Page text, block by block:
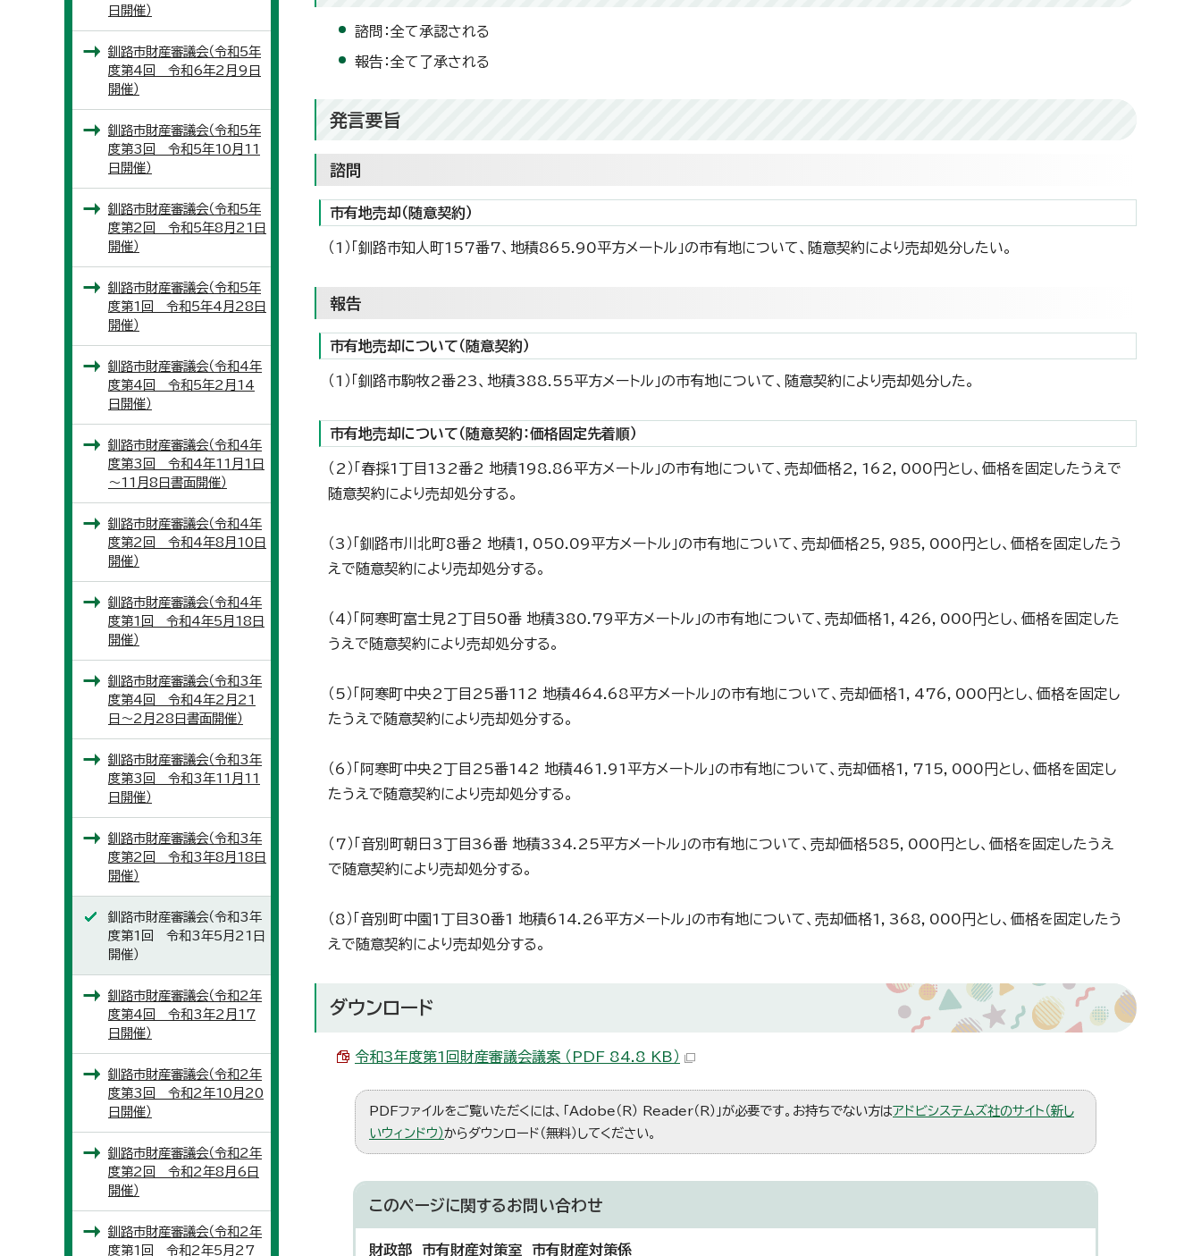
諮問：全て承認される
報告：全て了承される
発言要旨
諮問
市有地売却（随意契約）
（1）「釧路市知人町157番7、地積865.90平方メートル」の市有地について、随意契約により売却処分したい。
報告
市有地売却について（随意契約）
（1）「釧路市駒牧2番23、地積388.55平方メートル」の市有地について、随意契約により売却処分した。
市有地売却について（随意契約：価格固定先着順）
（2）「春採1丁目132番2 地積198.86平方メートル」の市有地について、売却価格2，162，000円とし、価格を固定したうえで
随意契約により売却処分する。
（3）「釧路市川北町8番2 地積1，050.09平方メートル」の市有地について、売却価格25，985，000円とし、価格を固定したう
えで随意契約により売却処分する。
（4）「阿寒町富士見2丁目50番 地積380.79平方メートル」の市有地について、売却価格1，426，000円とし、価格を固定した
うえで随意契約により売却処分する。
（5）「阿寒町中央2丁目25番112 地積464.68平方メートル」の市有地について、売却価格1，476，000円とし、価格を固定し
たうえで随意契約により売却処分する。
（6）「阿寒町中央2丁目25番142 地積461.91平方メートル」の市有地について、売却価格1，715，000円とし、価格を固定し
たうえで随意契約により売却処分する。
（7）「音別町朝日3丁目36番 地積334.25平方メートル」の市有地について、売却価格585，000円とし、価格を固定したうえ
で随意契約により売却処分する。
（8）「音別町中園1丁目30番1 地積614.26平方メートル」の市有地について、売却価格1，368，000円とし、価格を固定したう
えで随意契約により売却処分する。
ダウンロード
令和3年度第1回財産審議会議案 （PDF 84.8 KB）
PDFファイルをご覧いただくには、「Adobe（R） Reader（R）」が必要です。お持ちでない方はアドビシステムズ社のサイト（新し
いウィンドウ）からダウンロード（無料）してください。
このページに関するお問い合わせ
財政部 市有財産対策室 市有財産対策係
日開催）
釧路市財産審議会（令和5年
度第4回 令和6年2月9日
開催）
釧路市財産審議会（令和5年
度第3回 令和5年10月11
日開催）
釧路市財産審議会（令和5年
度第2回 令和5年8月21日
開催）
釧路市財産審議会（令和5年
度第1回 令和5年4月28日
開催）
釧路市財産審議会（令和4年
度第4回 令和5年2月14
日開催）
釧路市財産審議会（令和4年
度第3回 令和4年11月1日
～11月8日書面開催）
釧路市財産審議会（令和4年
度第2回 令和4年8月10日
開催）
釧路市財産審議会（令和4年
度第1回 令和4年5月18日
開催）
釧路市財産審議会（令和3年
度第4回 令和4年2月21
日～2月28日書面開催）
釧路市財産審議会（令和3年
度第3回 令和3年11月11
日開催）
釧路市財産審議会（令和3年
度第2回 令和3年8月18日
開催）
釧路市財産審議会（令和3年
度第1回 令和3年5月21日
開催）
釧路市財産審議会（令和2年
度第4回 令和3年2月17
日開催）
釧路市財産審議会（令和2年
度第3回 令和2年10月20
日開催）
釧路市財産審議会（令和2年
度第2回 令和2年8月6日
開催）
釧路市財産審議会（令和2年
度第1回 令和2年5月27